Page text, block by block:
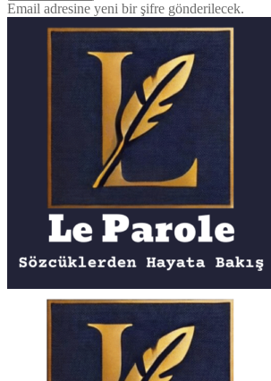
Email adresine yeni bir şifre gönderilecek.